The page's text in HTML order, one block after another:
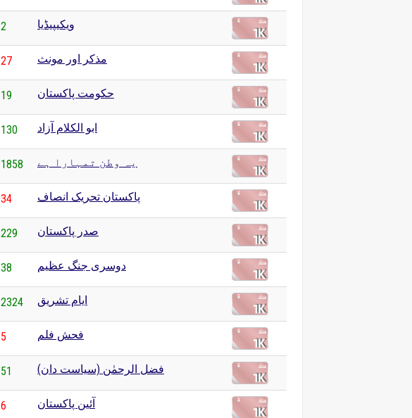
2 ویکیپیڈیا
27 مذکر اور مونث
19 حکومت پاکستان
130 ابو الکلام آزاد
1858 یہ وطن تمہارا ہے
34 پاکستان تحریک انصاف
229 صدر پاکستان
38 دوسری جنگ عظیم
2324 ایام تشریق
5 فحش فلم
51 فضل الرحمٰن (سیاست دان)
6 آئین پاکستان